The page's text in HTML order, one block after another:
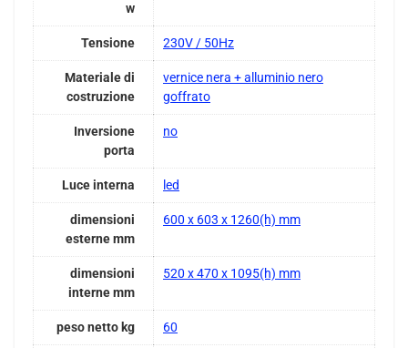
w
Tensione 230V / 50Hz
Materiale di
costruzione
vernice nera + alluminio nero
goffrato
Inversione
porta
no
Luce interna led
dimensioni
esterne mm
600 x 603 x 1260(h) mm
dimensioni
interne mm
520 x 470 x 1095(h) mm
peso netto kg 60